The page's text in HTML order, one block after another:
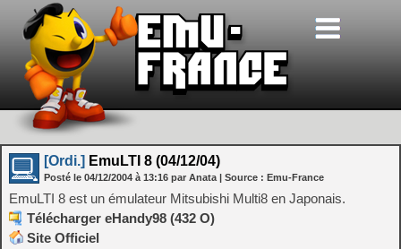
[Ordi.] EmuLTI 8 (04/12/04)
Posté le 04/12/2004 à 13:16 par Anata | Source : Emu-France
EmuLTI 8 est un émulateur Mitsubishi Multi8 en Japonais.
Télécharger eHandy98 (432 O)
Site Officiel